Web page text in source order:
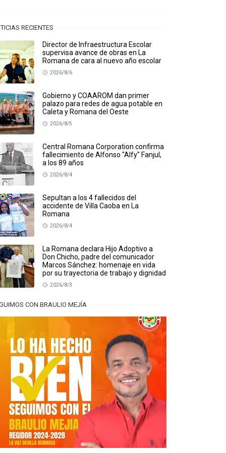
RECIENTES
Director de Infraestructura Escolar
supervisa avance de obras en La
Romana de cara al nuevo año escolar
2026/8/6
Gobierno y COAAROM dan primer
palazo para redes de agua potable en
Caleta y Romana del Oeste
2026/8/5
Central Romana Corporation confirma
fallecimiento de Alfonso "Alfy" Fanjul,
a los 89 años
2026/8/4
Sepultan a los 4 fallecidos del
accidente de Villa Caoba en La
Romana
2026/8/4
La Romana declara Hijo Adoptivo a
Don Chicho, padre del comunicador
Marcos Sánchez: homenaje en vida
por su trayectoria de trabajo y dignidad
2026/8/3
CON BRAULIO MEJÍA